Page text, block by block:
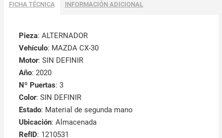
FICHA TÉCNICA INFORMACIÓN ADICIONAL
Pieza: ALTERNADOR
Vehículo: MAZDA CX-30
Motor: SIN DEFINIR
Año: 2020
Nº Puertas: 3
Color: SIN DEFINIR
Estado: Material de segunda mano
Ubicación: Almacenada
RefID: 1210531